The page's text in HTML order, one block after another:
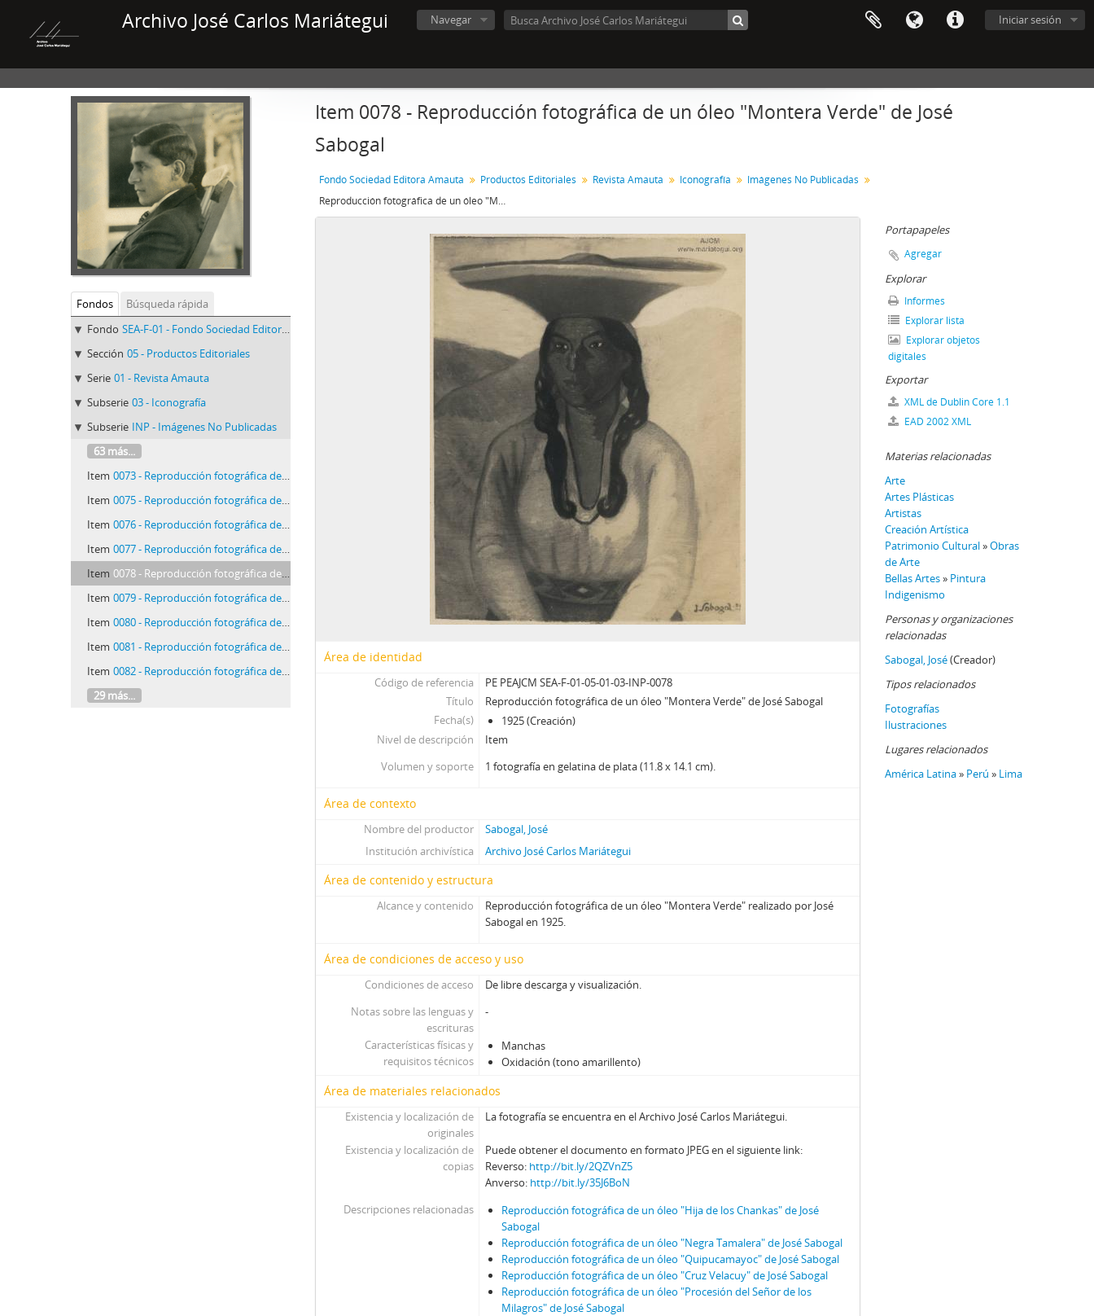
Archivo José Carlos Mariátegui Iniciar sesión
Navegar
Fondos
Búsqueda rápida
Fondo SEA-F-01 - Fondo Sociedad Editora Amauta
Sección 05 - Productos Editoriales
Serie 01 - Revista Amauta
Subserie 03 - Iconografía
Subserie INP - Imágenes No Publicadas
63 más...
Item 0073 - Reproducción fotográfica de una escultura "Campesina" de Carmen Saco
Item 0075 - Reproducción fotográfica de una escultura "En el Paseo" de Carmen Saco
Item 0076 - Reproducción fotográfica de dos ánforas estilo peruano de Carmen Saco
Item 0077 - Reproducción fotográfica de un óleo "Hija de los Chankas" de José Sabogal
Item 0078 - Reproducción fotográfica de un óleo "Montera Verde" de José Sabogal
Item 0079 - Reproducción fotográfica de un óleo "Negra Tamalera" de José Sabogal
Item 0080 - Reproducción fotográfica de un óleo "Quipucamayoc" de José Sabogal
Item 0081 - Reproducción fotográfica de un óleo "Cruz Velacuy" de José Sabogal
Item 0082 - Reproducción fotográfica de un óleo "Procesión del Señor de los Milagros" de José Sabogal
29 más...
Item 0078 - Reproducción fotográfica de un óleo "Montera Verde" de José
Sabogal
Fondo Sociedad Editora Amauta Productos Editoriales Revista Amauta Iconografía
Imágenes No Publicadas
Reproducción fotográfica de un óleo "Montera Verde" de José Sabogal
Área de identidad
Código de referencia
PE PEAJCM SEA-F-01-05-01-03-INP-0078
Título
Reproducción fotográfica de un óleo "Montera Verde" de José Sabogal
Fecha(s)
1925 (Creación)
Nivel de descripción
Item
Volumen y soporte
1 fotografía en gelatina de plata (11.8 x 14.1 cm).
Área de contexto
Nombre del productor
Sabogal, José
Institución archivística
Archivo José Carlos Mariátegui
Área de contenido y estructura
Alcance y contenido
Reproducción fotográfica de un óleo "Montera Verde" realizado por José
Sabogal en 1925.
Área de condiciones de acceso y uso
Condiciones de acceso
De libre descarga y visualización.
Notas sobre las lenguas y
escrituras
-
Características físicas y
requisitos técnicos
Manchas
Oxidación (tono amarillento)
Área de materiales relacionados
Existencia y localización de
originales
La fotografía se encuentra en el Archivo José Carlos Mariátegui.
Existencia y localización de
copias
Puede obtener el documento en formato JPEG en el siguiente link:
Reverso: http://bit.ly/2QZVnZ5
Anverso: http://bit.ly/35J6BoN
Descripciones relacionadas
Reproducción fotográfica de un óleo "Hija de los Chankas" de José
Sabogal
Reproducción fotográfica de un óleo "Negra Tamalera" de José Sabogal
Reproducción fotográfica de un óleo "Quipucamayoc" de José Sabogal
Reproducción fotográfica de un óleo "Cruz Velacuy" de José Sabogal
Reproducción fotográfica de un óleo "Procesión del Señor de los
Milagros" de José Sabogal
Portapapeles
Agregar
Explorar
Informes
Explorar lista
Explorar objetos
digitales
Exportar
XML de Dublin Core 1.1
EAD 2002 XML
Materias relacionadas
Arte
Artes Plásticas
Artistas
Creación Artística
Patrimonio Cultural»Obras
de Arte
Bellas Artes» Pintura
Indigenismo
Personas y organizaciones
relacionadas
Sabogal, José(Creador)
Tipos relacionados
Fotografías
Ilustraciones
Lugares relacionados
América Latina» Perú » Lima